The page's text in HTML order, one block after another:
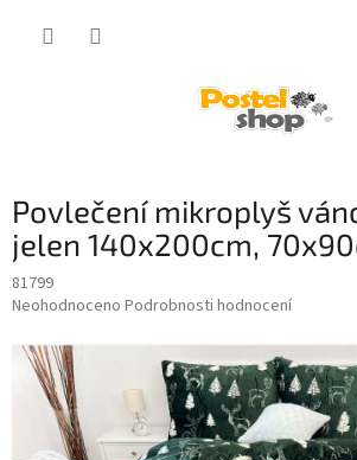
Povlečení mikroplyš
jelen 140x200cm,
81799
Průměrné
produktu
Neohodnoceno Podrobnosti hodnocení